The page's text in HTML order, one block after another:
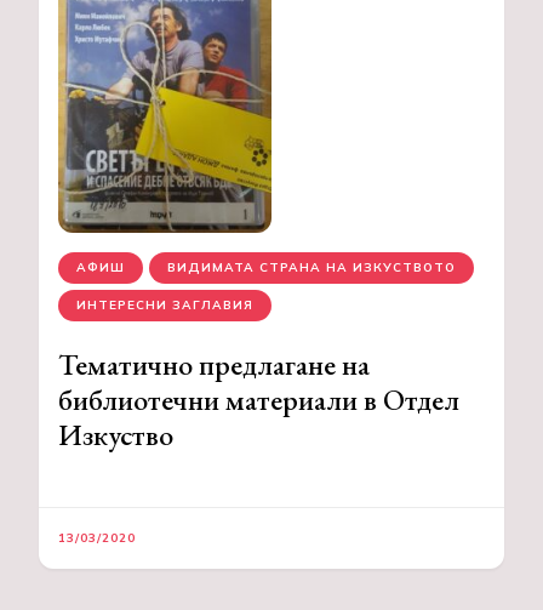
АФИШ ВИДИМАТА СТРАНА НА ИЗКУСТВОТО
ИНТЕРЕСНИ ЗАГЛАВИЯ
Тематично предлагане на
библиотечни материали в Отдел
Изкуство
13/03/2020